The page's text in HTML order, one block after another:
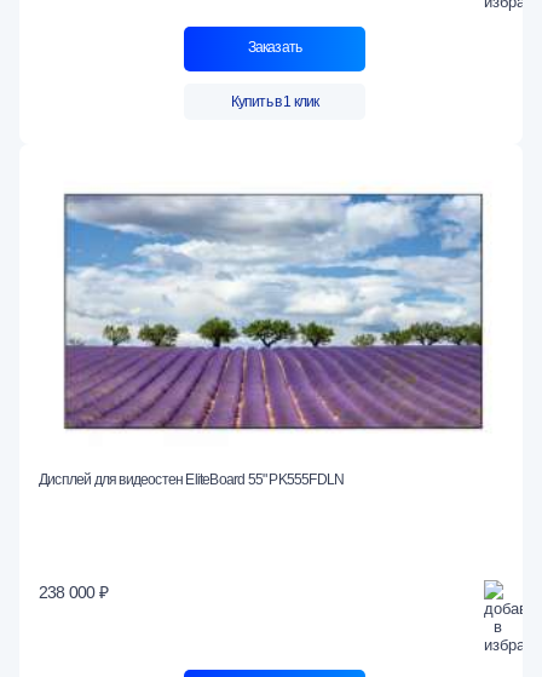
Заказать
Купить в 1 клик
Дисплей для видеостен EliteBoard 55" PK555FDLN
238 000 ₽